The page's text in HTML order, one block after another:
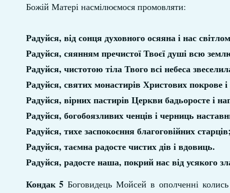
Божій Матері насмілюємося промовляти:
Радуйся, від сонця духовного осяяна і нас
Радуйся, сяянням пречистої Твоєї душі всю
Радуйся, чистотою тіла Твого всі небеса
Радуйся, святих монастирів Христових покрове і
Радуйся, вірних пастирів Церкви бадьоросте і
Радуйся, богобоязливих ченців і черниць
Радуйся, тихе заспокоєння благоговійних старців;
Радуйся, таємна радосте чистих дів і вдовиць.
Радуйся, радосте наша, покрий нас від усякого
Кондак 5 Боговидець Мойсей в ополченні